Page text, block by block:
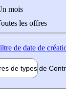
mois
les offres
de date de
de types de